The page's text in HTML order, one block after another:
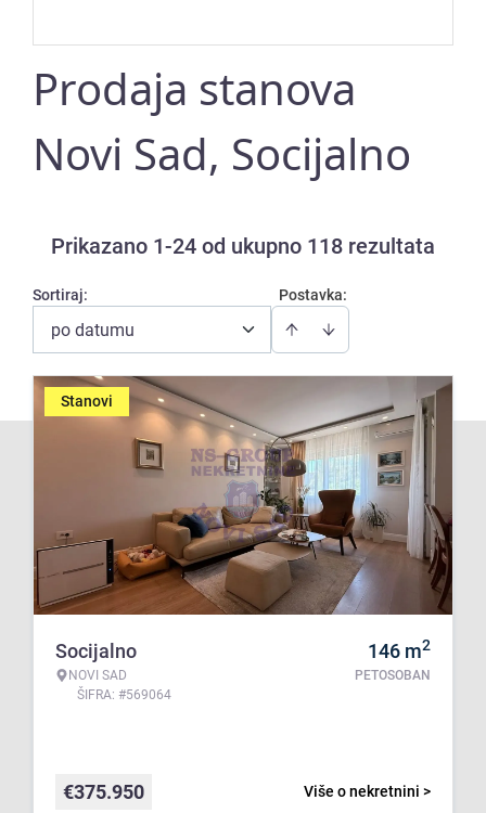
Prodaja stanova
Novi Sad, Socijalno
Prikazano 1-24 od ukupno 118 rezultata
Postavka:
Sortiraj:
po datumu
Stanovi
Socijalno
NOVI SAD
ŠIFRA: #569064
146 m2
PETOSOBAN
Više o nekretnini >
€375.950